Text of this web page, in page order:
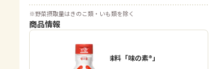
※野菜摂取量はきのこ類・いも類を除く
商品情報
うま味調味料「味の素®」